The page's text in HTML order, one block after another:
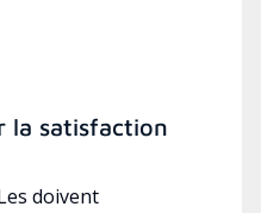
la satisfaction
doivent